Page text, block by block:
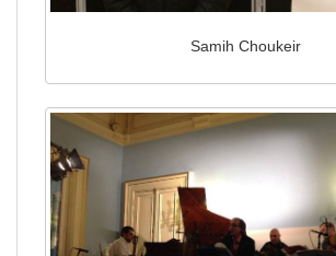
Samih Choukeir